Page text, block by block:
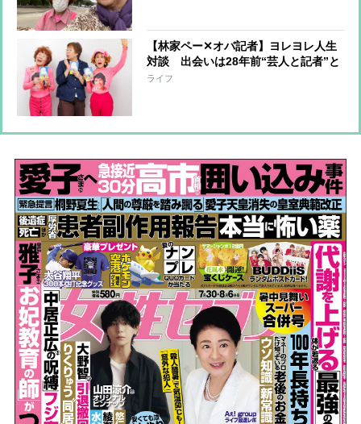
【林家ペー✕オバ記者】ヨレヨレ人生
対談 出会いは28年前“芸人と記者”と
いう関係から“芸人とマネジャー”にな
ライフ